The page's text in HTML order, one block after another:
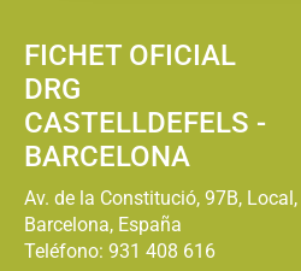
FICHET OFICIAL
DRG
CASTELLDEFELS -
BARCELONA
Av. de la Constitució, 97B,
Barcelona, España
Teléfono: 931 408 616